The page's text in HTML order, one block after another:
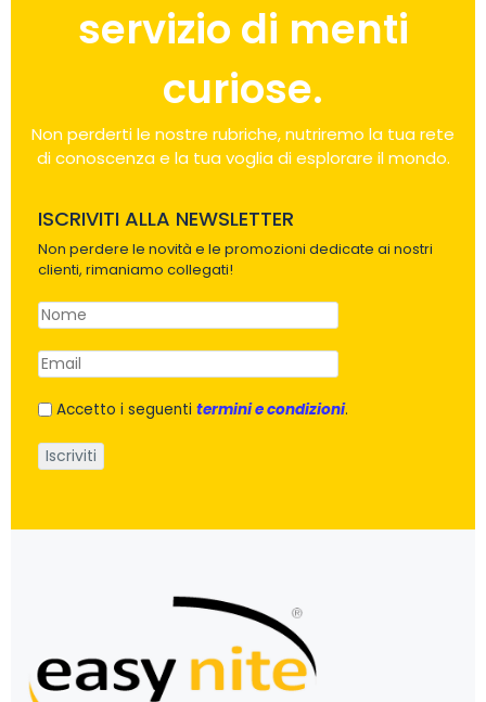
servizio di menti
curiose.
Non perderti le nostre rubriche, nutriremo la tua rete
di conoscenza e la tua voglia di esplorare il mondo.
ISCRIVITI ALLA NEWSLETTER
Non perdere le novità e le promozioni dedicate ai nostri
clienti, rimaniamo collegati!
Accetto i seguenti termini e condizioni.